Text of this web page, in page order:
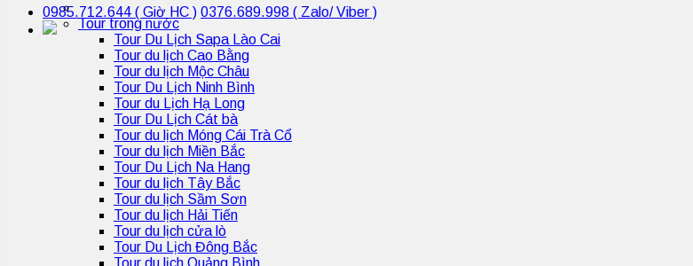
0985.712.644 ( Giờ HC ) 0376.689.998 ( Zalo/ Viber )
Tour trong nước
Tour Du Lịch Sapa Lào Cai
Tour du lịch Cao Bằng
Tour du lịch Mộc Châu
Tour Du Lịch Ninh Bình
Tour du Lịch Hạ Long
Tour Du Lịch Cát bà
Tour du lịch Móng Cái Trà Cổ
Tour du lịch Miền Bắc
Tour Du Lịch Na Hang
Tour du lịch Tây Bắc
Tour du lịch Sầm Sơn
Tour du lịch Hải Tiến
Tour du lịch cửa lò
Tour Du Lịch Đông Bắc
Tour du lịch Quảng Bình